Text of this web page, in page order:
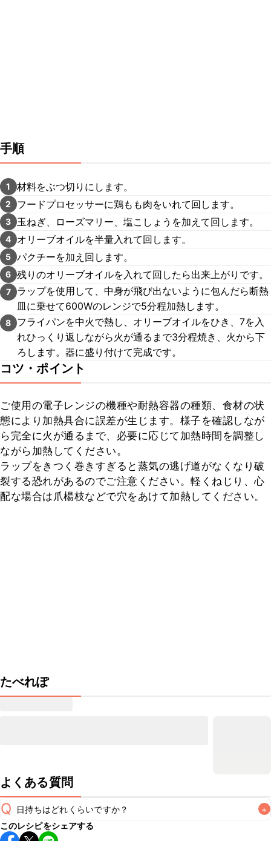
手順
1 材料をぶつ切りにします。
2 フードプロセッサーに鶏もも肉をいれて回します。
3 玉ねぎ、ローズマリー、塩こしょうを加えて回します。
4 オリーブオイルを半量入れて回します。
5 パクチーを加え回します。
6 残りのオリーブオイルを入れて回したら出来上がりです。
7
ラップを使用して、中身が飛び出ないように包んだら断熱
皿に乗せて600Wのレンジで5分程加熱します。
8
フライパンを中火で熱し、オリーブオイルをひき、7を入
れひっくり返しながら火が通るまで3分程焼き、火から下
ろします。器に盛り付けて完成です。
コツ・ポイント
ご使用の電子レンジの機種や耐熱容器の種類、食材の状
態により加熱具合に誤差が生じます。様子を確認しなが
ら完全に火が通るまで、必要に応じて加熱時間を調整し
ながら加熱してください。
ラップをきつく巻きすぎると蒸気の逃げ道がなくなり破
裂する恐れがあるのでご注意ください。軽くねじり、心
配な場合は爪楊枝などで穴をあけて加熱してください。
たべれぽ
よくある質問
Q 日持ちはどれくらいですか？ +
保存期間は冷蔵で翌日中が目安です。なるべくお早めにお召
このレシピをシェアする